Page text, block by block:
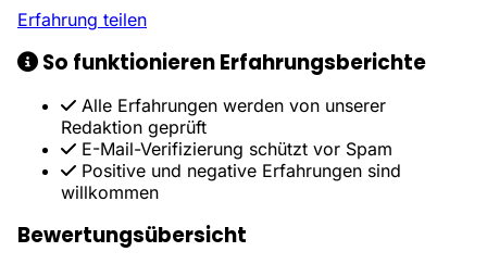
Erfahrung teilen
So funktionieren Erfahrungsberichte
Alle Erfahrungen werden von unserer
Redaktion geprüft
E-Mail-Verifizierung schützt vor Spam
Positive und negative Erfahrungen sind
willkommen
Bewertungsübersicht